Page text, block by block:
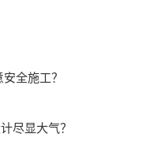
全施工？
尽显大气？